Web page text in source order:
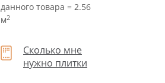
данного товара = 2.56
м2
Сколько мне
нужно плитки